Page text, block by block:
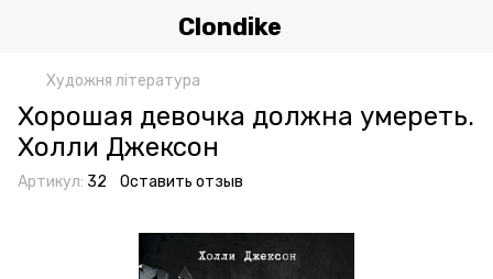
Clondike
Художня література
Хорошая девочка должна умереть.
Холли Джексон
Артикул: 32 Оставить отзыв